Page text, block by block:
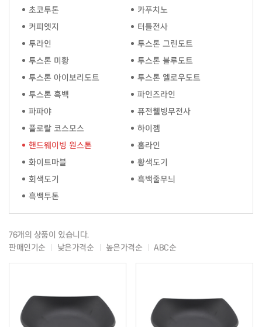
초코투톤
카푸치노
커피엣지
터틀전사
투라인
투스톤 그린도트
투스톤 미황
투스톤 블루도트
투스톤 아이보리도트
투스톤 엘로우도트
투스톤 흑백
파인즈라인
파파야
퓨전웰빙무전사
플로랄 코스모스
하이젬
핸드웨이빙 원스톤
홈라인
화이트마블
황색도기
회색도기
흑백줄무늬
흑백투톤
76개의 상품이 있습니다.
판매인기순
낮은가격순 높은가격순 ABC순